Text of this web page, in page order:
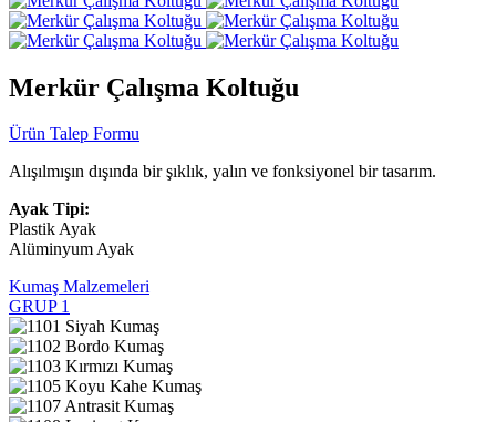
Merkür Çalışma Koltuğu
Ürün Talep Formu
Alışılmışın dışında bir şıklık, yalın ve fonksiyonel bir tasarım.
Ayak Tipi:
Plastik Ayak
Alüminyum Ayak
Kumaş Malzemeleri
GRUP 1